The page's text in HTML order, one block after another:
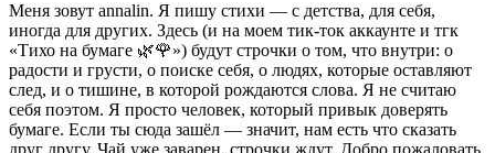
Меня зовут annalin. Я пишу стихи — с детства, для себя,
иногда для других. Здесь (и на моем тик-ток аккаунте и тгк
«Тихо на бумаге 🌿🌹») будут строчки о том, что внутри: о
радости и грусти, о поиске себя, о людях, которые оставляют
след, и о тишине, в которой рождаются слова. Я не считаю
себя поэтом. Я просто человек, который привык доверять
бумаге. Если ты сюда зашёл — значит, нам есть что сказать